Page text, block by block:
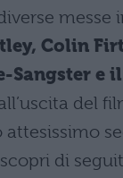
messe
Colin
Sangster e
del
attesissimo
di